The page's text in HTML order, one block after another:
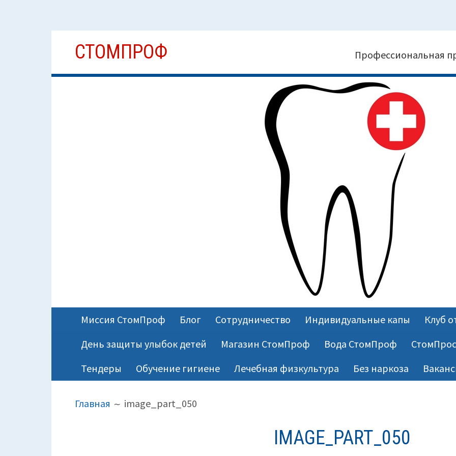
СТОМПРОФ Профессиональная
ОСНОВНОЕ
МЕНЮ
Миссия СтомПроф Блог Сотрудничество Индивидуальные капы
Клуб
День защиты улыбок детей
Магазин СтомПроф Вода СтомПроф
Тендеры
Обучение гигиене Лечебная физкультура Без наркоза
Главная image_part_050
IMAGE_PART_050